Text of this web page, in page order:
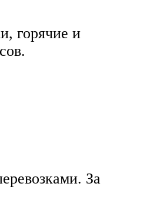
горячие и
За